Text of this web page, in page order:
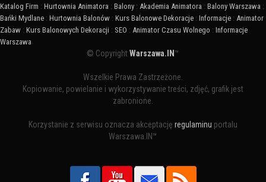
Katalog Firm : Hurtownia Animatora : Balony : Akademia Animatora : Balony Warszawa :
Bańki Mydlane : Hurtownia Balonów : Kurs Balonowe Dekoracje : Informacje : Animator
Zabaw : Kurs Balonowych Dekoracji : SEO : Animator Czasu Wolnego : Informacje
Warszawa
© CopyrightWarszawa.IN ™
Wszelkie Prawa Zastrzeżone.
Kopiowanie, powielanie i wykorzystywanie treści, zdjęć, grafik jest
zabronione.
Korzystanie z serwisu oznacza akceptację regulaminu portalu
Warszawa.IN™